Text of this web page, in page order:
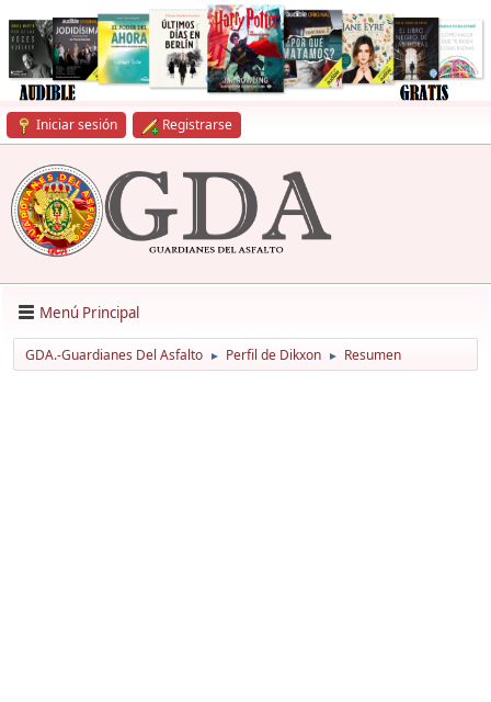
Iniciar sesión Registrarse
Menú Principal
GDA.-Guardianes Del Asfalto ► Perfil de Dikxon ► Resumen